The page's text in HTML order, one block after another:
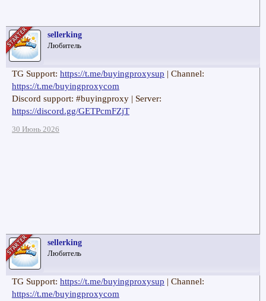
sellerking
Любитель
TG Support: https://t.me/buyingproxysup | Channel:
https://t.me/buyingproxycom
Discord support: #buyingproxy | Server:
https://discord.gg/GETPcmFZjT
30 Июнь 2026
sellerking
Любитель
TG Support: https://t.me/buyingproxysup | Channel:
https://t.me/buyingproxycom